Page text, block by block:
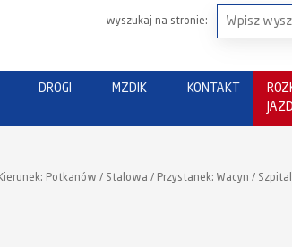
DROGI MZDIK KONTAKT
wyszukaj na stronie:
Kierunek: Potkanów / Stalowa / Przystanek: Wacyn / Szpital